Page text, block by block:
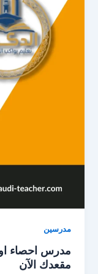
مدرسين
مقعدك الآن